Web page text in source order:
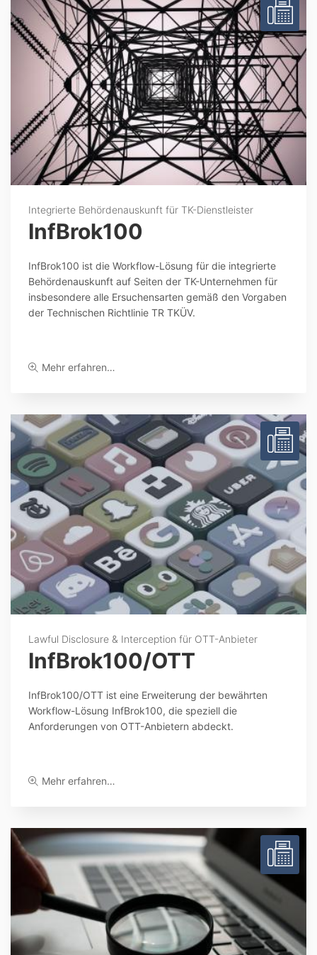
Integrierte Behördenauskunft für TK-Dienstleister
InfBrok100
InfBrok100 ist die Workflow-Lösung für die integrierte
Behördenauskunft auf Seiten der TK-Unternehmen für
insbesondere alle Ersuchensarten gemäß den Vorgaben
der Technischen Richtlinie TR TKÜV.
Mehr erfahren…
Lawful Disclosure & Interception für OTT-Anbieter
InfBrok100/OTT
InfBrok100/OTT ist eine Erweiterung der bewährten
Workflow-Lösung InfBrok100, die speziell die
Anforderungen von OTT-Anbietern abdeckt.
Mehr erfahren…